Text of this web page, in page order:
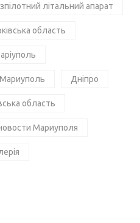
літальний апарат
область
Мариуполь Дніпро
область
Мариуполя